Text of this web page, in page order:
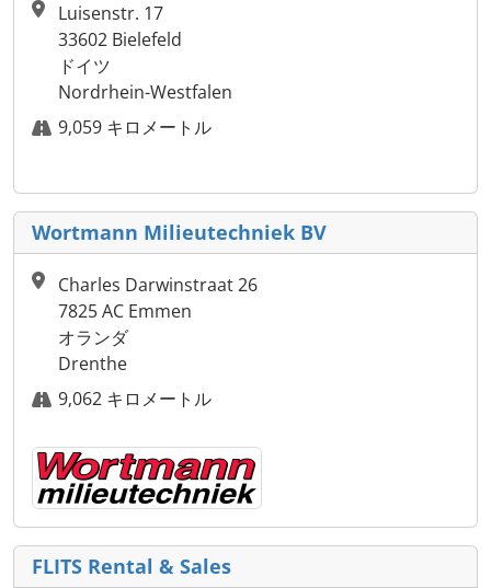
Luisenstr. 17
33602 Bielefeld
ドイツ
Nordrhein-Westfalen
9,059 キロメートル
Wortmann Milieutechniek BV
Charles Darwinstraat 26
7825 AC Emmen
オランダ
Drenthe
9,062 キロメートル
FLITS Rental & Sales